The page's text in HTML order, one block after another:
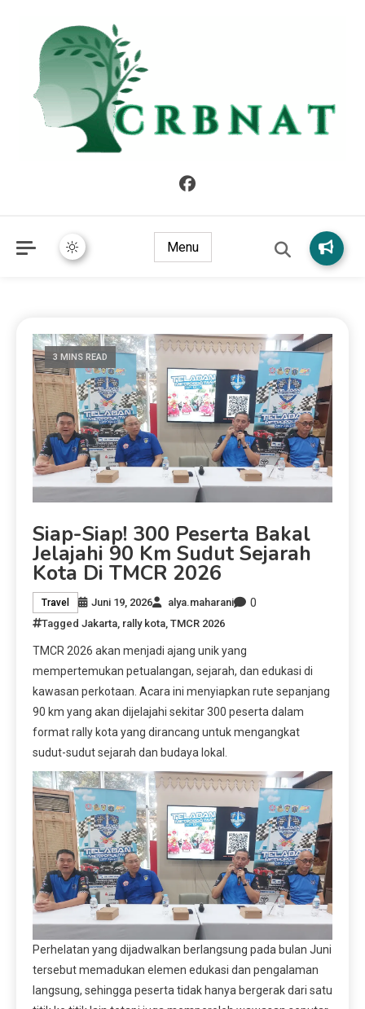
Menu
3 MINS READ
Siap-Siap! 300 Peserta Bakal
Jelajahi 90 Km Sudut Sejarah
Kota Di TMCR 2026
Travel Juni 19, 2026 alya.maharani 0
Tagged Jakarta rally kota TMCR 2026
TMCR 2026 akan menjadi ajang unik yang
mempertemukan petualangan, sejarah, dan edukasi di
kawasan perkotaan. Acara ini menyiapkan rute sepanjang
90 km yang akan dijelajahi sekitar 300 peserta dalam
format rally kota yang dirancang untuk mengangkat
sudut-sudut sejarah dan budaya lokal.
Perhelatan yang dijadwalkan berlangsung pada bulan Juni
tersebut memadukan elemen edukasi dan pengalaman
langsung, sehingga peserta tidak hanya bergerak dari satu